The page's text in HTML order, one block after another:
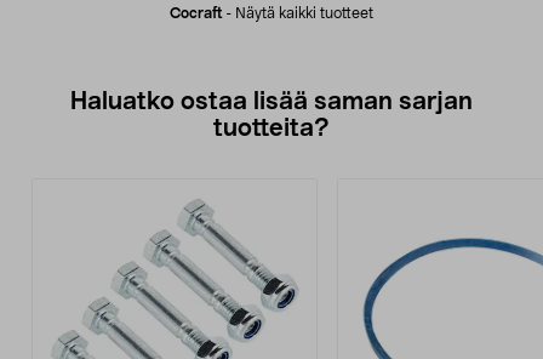
Cocraft - Näytä kaikki tuotteet
Haluatko ostaa lisää saman sarjan
tuotteita?